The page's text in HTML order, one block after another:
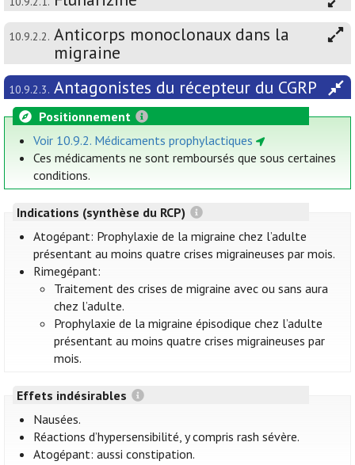
10.9.2.2. Anticorps monoclonaux dans la
migraine
10.9.2.3. Antagonistes du récepteur du CGRP
Positionnement
Voir 10.9.2. Médicaments prophylactiques
Ces médicaments ne sont remboursés que sous certaines
conditions.
Indications (synthèse du RCP)
Atogépant: Prophylaxie de la migraine chez l’adulte
présentant au moins quatre crises migraineuses par mois.
Rimegépant:
Traitement des crises de migraine avec ou sans aura
chez l’adulte.
Prophylaxie de la migraine épisodique chez l’adulte
présentant au moins quatre crises migraineuses par
mois.
Effets indésirables
Nausées.
Réactions d’hypersensibilité, y compris rash sévère.
Atogépant: aussi constipation.